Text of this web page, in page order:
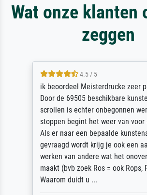
Wat onze klanten
zeggen
4.5 / 5
ik beoordeel Meisterdrucke zeer
Door de 69505 beschikbare
scrollen is echter onbegonnen
stoppen begint het weer van voor
Als er naar een bepaalde
gevraagd wordt krijg je ook een
werken van andere wat het
maakt (bvb zoek Ros = ook Rops,
Waarom duidt u ...